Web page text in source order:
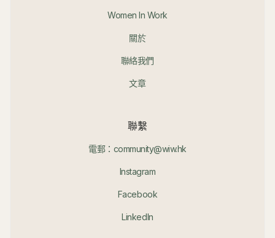
Women In Work
關於
聯絡我們
文章
聯繫
電郵：community@wiw.hk
Instagram
Facebook
LinkedIn